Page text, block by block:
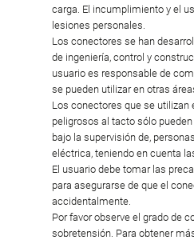
carga. El incumplimiento y el
lesiones personales.
Los conectores se han
de ingeniería, control y
usuario es responsable de
se pueden utilizar en otras
Los conectores que se utilizan
peligrosos al tacto sólo
bajo la supervisión de,
eléctrica, teniendo en cuenta
El usuario debe tomar las
para asegurarse de que el
accidentalmente.
Por favor observe el grado de
sobretensión. Para obtener